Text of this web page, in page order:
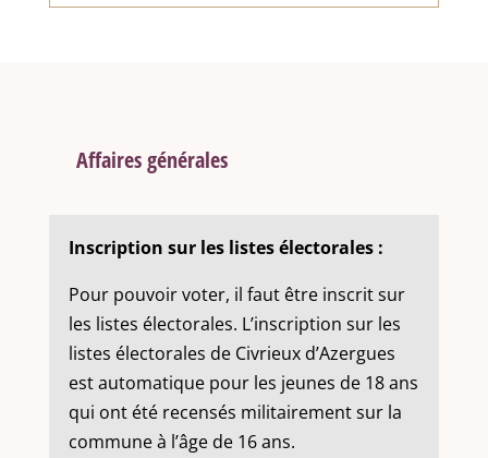
Affaires générales
Inscription sur les listes électorales :
Pour pouvoir voter, il faut être inscrit sur
les listes électorales. L’inscription sur les
listes électorales de Civrieux d’Azergues
est automatique pour les jeunes de 18 ans
qui ont été recensés militairement sur la
commune à l’âge de 16 ans.